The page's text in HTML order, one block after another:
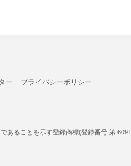
ー プライバシーポリシー
あることを示す登録商標(登録番号 第 6091